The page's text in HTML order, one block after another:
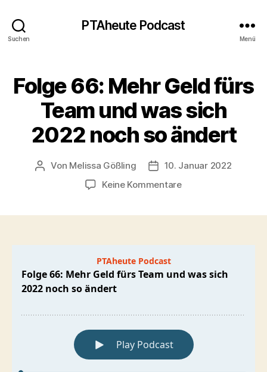
Suchen
PTAheute Podcast
Menü
Folge 66: Mehr Geld fürs
Team und was sich
2022 noch so ändert
Beitragsautor
Von Melissa Gößling Veröffentlichungsdatum
10. Januar 2022
Keine Kommentarezu
und
2022
noch
ändert